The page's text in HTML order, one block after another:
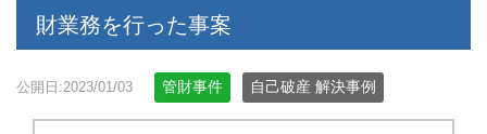
財業務を行った事案
公開日:2023/01/03 管財事件 自己破産 解決事例